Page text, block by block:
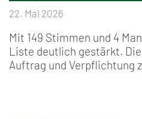
22. Mai 2026
Mit 149 Stimmen und 4
Liste deutlich gestärkt.
Auftrag und Verpflichtung